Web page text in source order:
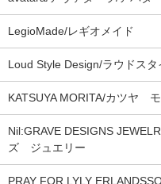
LegioMade/レギオメイド
Loud Style Design/ラウドスタ
KATSUYA MORITA/カツヤ
Nil:GRAVE DESIGNS
ズ ジュエリー
PRAY FOR LYLY